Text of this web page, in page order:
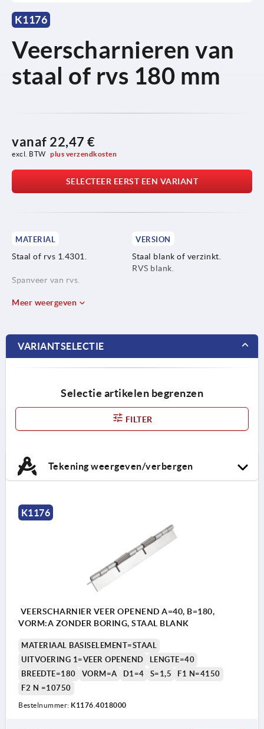
K1176
Veerscharnieren van
staal of rvs 180 mm
vanaf 22,47 €
excl. BTW plus verzendkosten
SELECTEER EERST EEN VARIANT
MATERIAL
Staal of rvs 1.4301.
Spanveer van rvs.
VERSION
Staal blank of verzinkt.
RVS blank.
Meer weergeven
VARIANTSELECTIE
Selectie artikelen begrenzen
FILTER
Tekening weergeven/verbergen
K1176
VEERSCHARNIER VEER OPENEND A=40, B=180,
VORM:A ZONDER BORING, STAAL BLANK
MATERIAAL BASISELEMENT=STAAL
UITVOERING 1=VEER OPENEND
LENGTE=40
BREEDTE=180
VORM=A D1=4 S=1,5
F1 N=4150
F2 N =10750
Bestelnummer: K1176.4018000